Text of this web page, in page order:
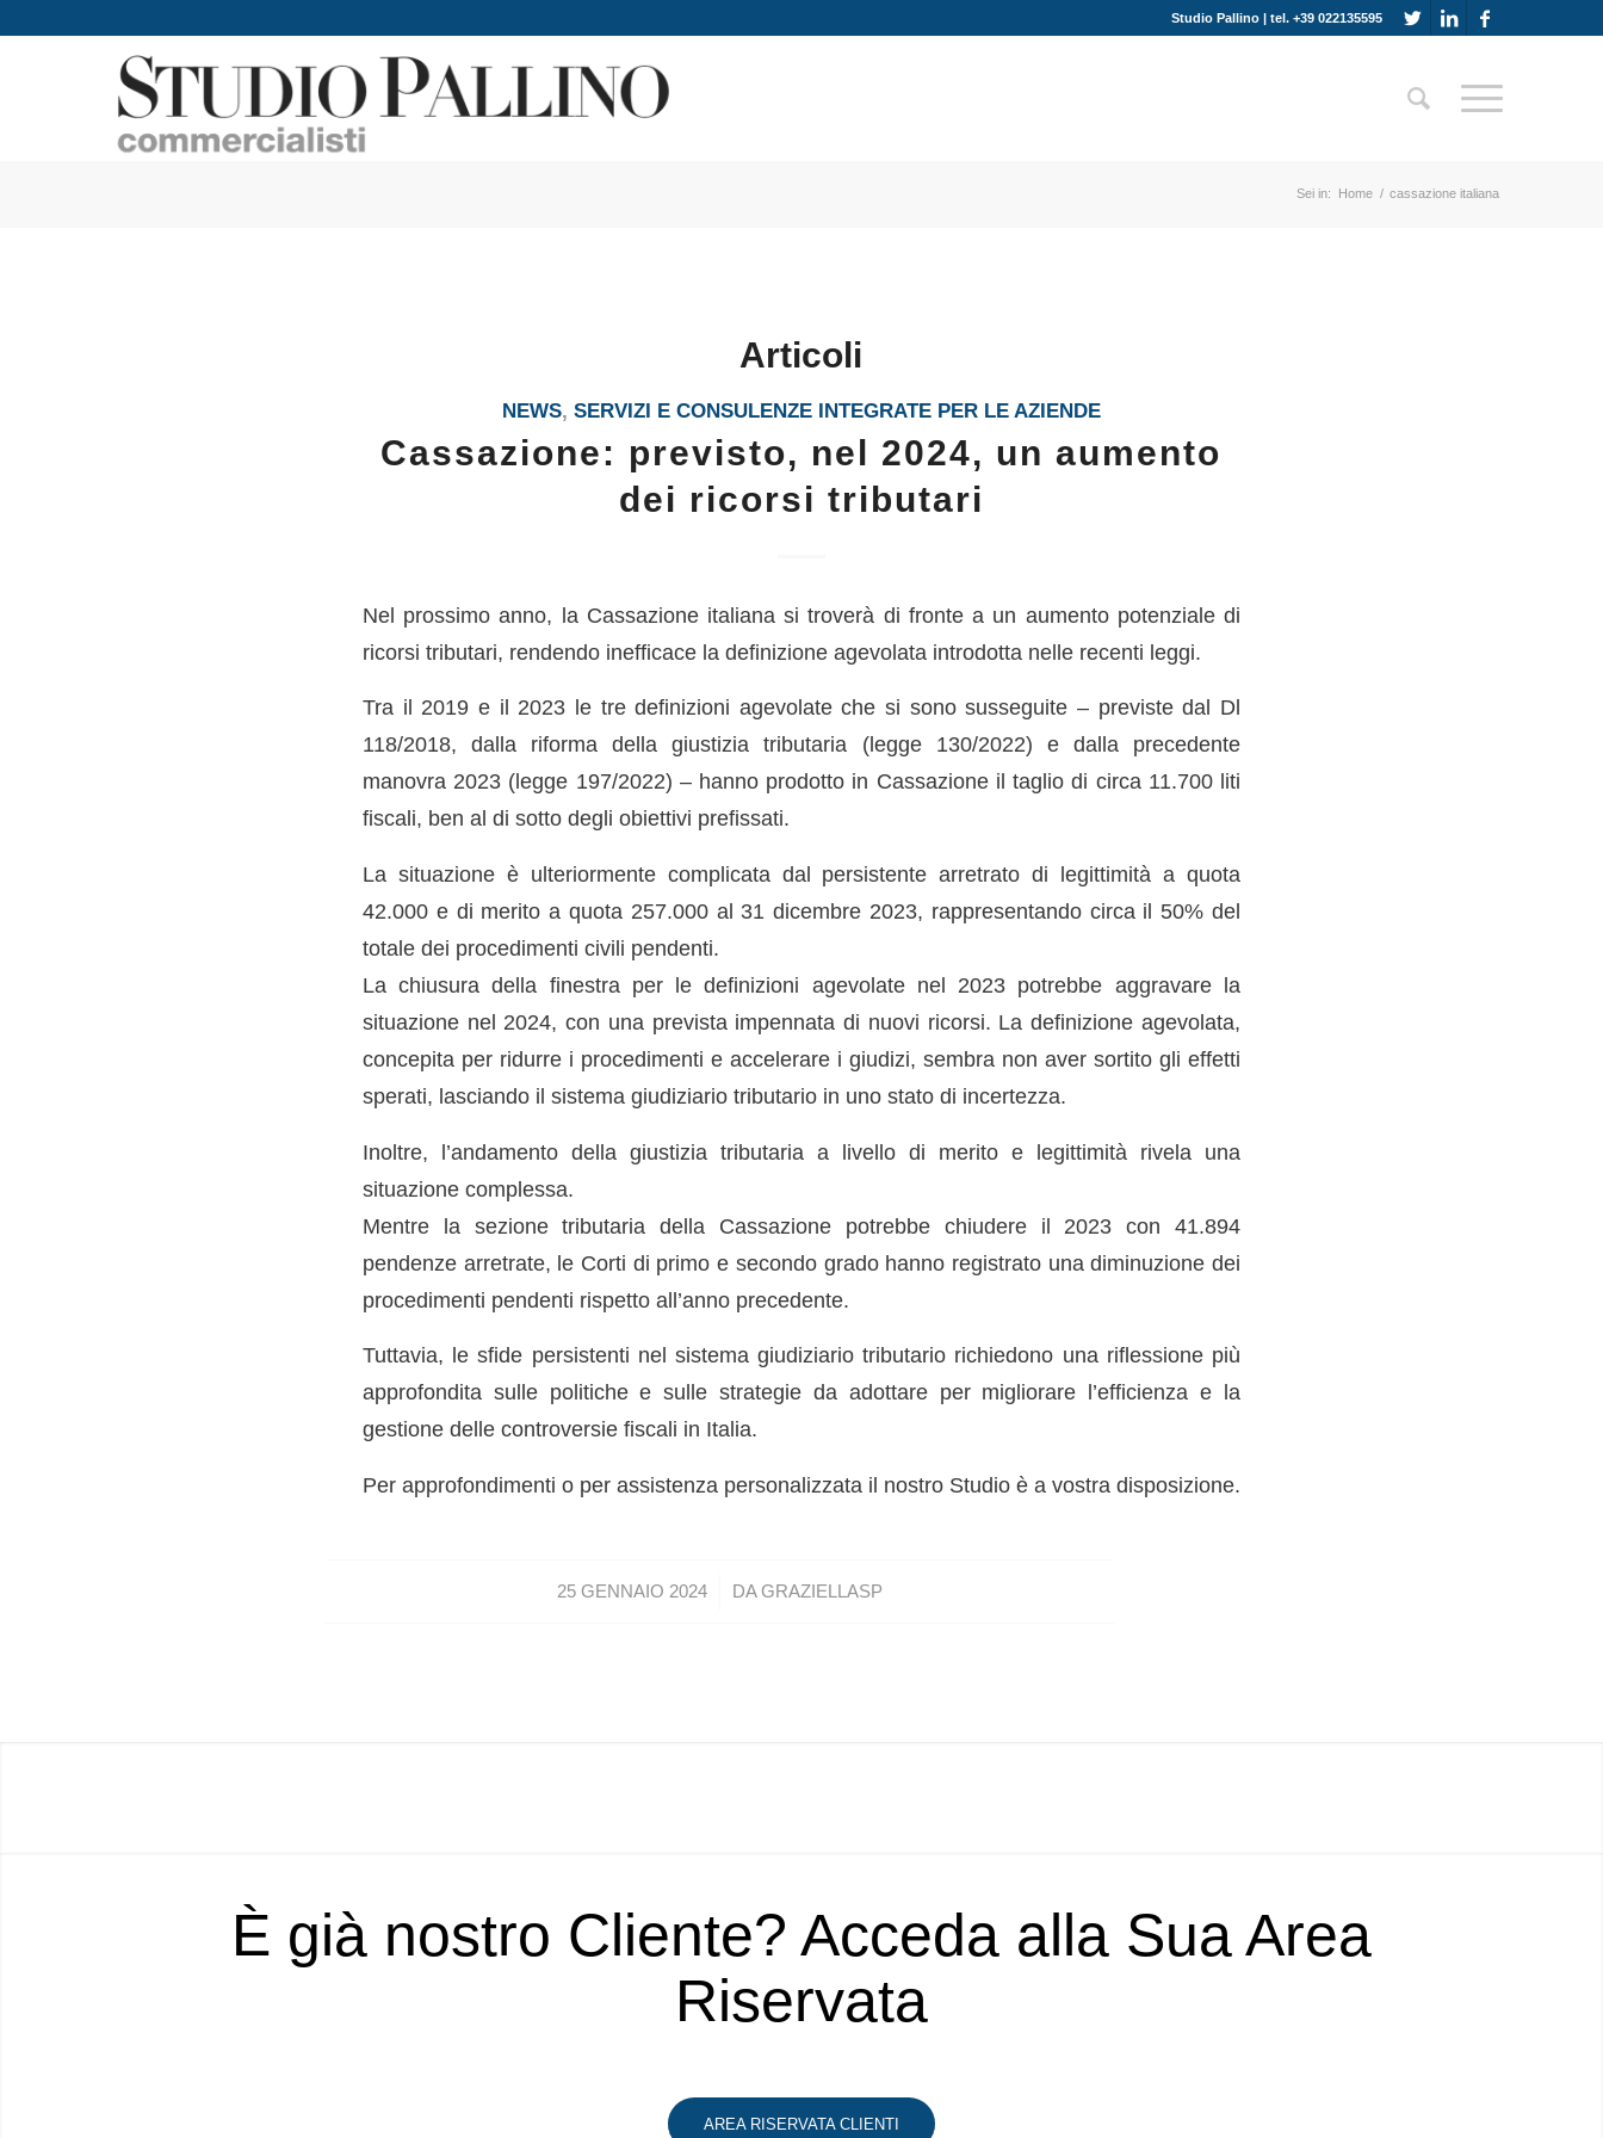
Studio Pallino | tel. +39 022135595
Sei in: Home / cassazione italiana
Articoli
NEWS, SERVIZI E CONSULENZE INTEGRATE PER LE AZIENDE
Cassazione: previsto, nel 2024, un aumento
dei ricorsi tributari
Nel prossimo anno, la Cassazione italiana si troverà di fronte a un aumento potenziale di
ricorsi tributari, rendendo inefficace la definizione agevolata introdotta nelle recenti leggi.
Tra il 2019 e il 2023 le tre definizioni agevolate che si sono susseguite – previste dal Dl
118/2018, dalla riforma della giustizia tributaria (legge 130/2022) e dalla precedente
manovra 2023 (legge 197/2022) – hanno prodotto in Cassazione il taglio di circa 11.700 liti
fiscali, ben al di sotto degli obiettivi prefissati.
La situazione è ulteriormente complicata dal persistente arretrato di legittimità a quota
42.000 e di merito a quota 257.000 al 31 dicembre 2023, rappresentando circa il 50% del
totale dei procedimenti civili pendenti.
La chiusura della finestra per le definizioni agevolate nel 2023 potrebbe aggravare la
situazione nel 2024, con una prevista impennata di nuovi ricorsi. La definizione agevolata,
concepita per ridurre i procedimenti e accelerare i giudizi, sembra non aver sortito gli effetti
sperati, lasciando il sistema giudiziario tributario in uno stato di incertezza.
Inoltre, l’andamento della giustizia tributaria a livello di merito e legittimità rivela una
situazione complessa.
Mentre la sezione tributaria della Cassazione potrebbe chiudere il 2023 con 41.894
pendenze arretrate, le Corti di primo e secondo grado hanno registrato una diminuzione dei
procedimenti pendenti rispetto all’anno precedente.
Tuttavia, le sfide persistenti nel sistema giudiziario tributario richiedono una riflessione più
approfondita sulle politiche e sulle strategie da adottare per migliorare l’efficienza e la
gestione delle controversie fiscali in Italia.
Per approfondimenti o per assistenza personalizzata il nostro Studio è a vostra disposizione.
25 GENNAIO 2024
/ DAGRAZIELLASP
È già nostro Cliente? Acceda alla Sua Area
Riservata
AREA RISERVATA CLIENTI